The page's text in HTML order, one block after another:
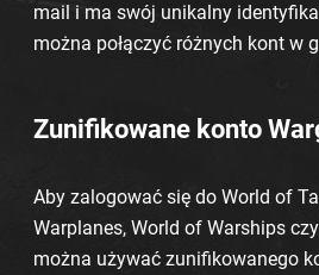
mail i ma swój unikalny
można połączyć różnych kont w
Zunifikowane konto
Aby zalogować się do World of
Warplanes, World of Warships
można używać zunifikowanego